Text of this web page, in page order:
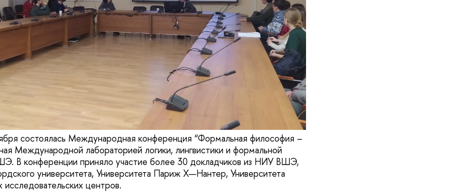
состоялась Международная конференция “Формальная философия –
Международной лабораторией логики, лингвистики и формальной
В конференции приняло участие более 30 докладчиков из НИУ ВШЭ,
университета, Университета Париж X—Нантер, Университета
центров.